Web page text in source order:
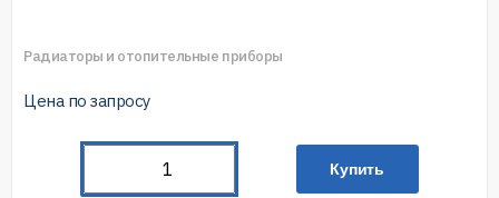
Радиаторы и отопительные приборы
Цена по запросу
Купить